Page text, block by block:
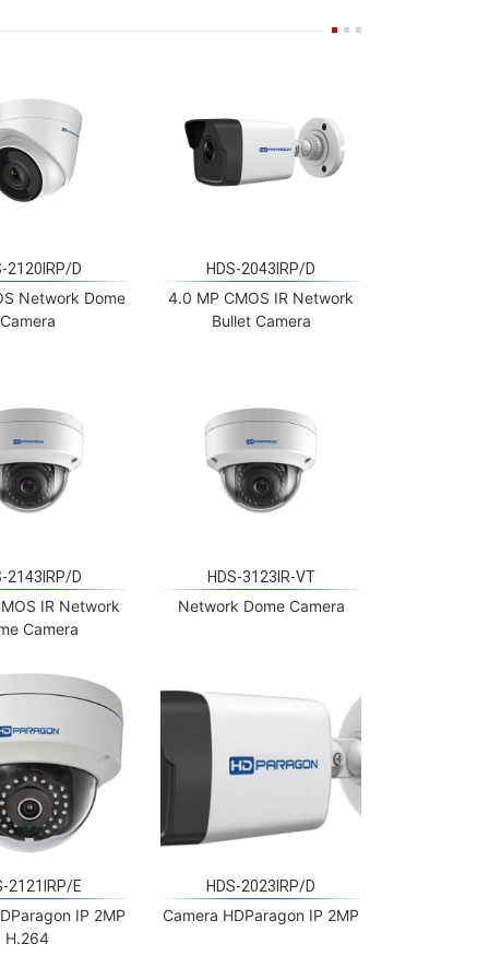
Network Dome
Camera
4.0 MP CMOS IR Network
Bullet Camera
IR Network
Camera
Network Dome Camera
2121IRP/E
IP 2MP
H.264
HDS-2023IRP/D
Camera HDParagon IP 2MP